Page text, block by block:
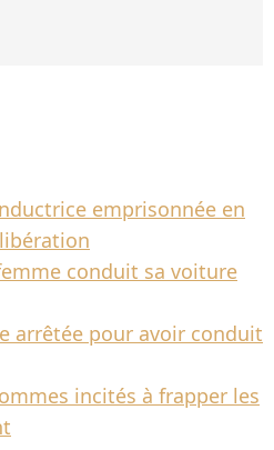
emprisonnée en
conduit sa voiture
arrêtée pour avoir conduit
incités à frapper les